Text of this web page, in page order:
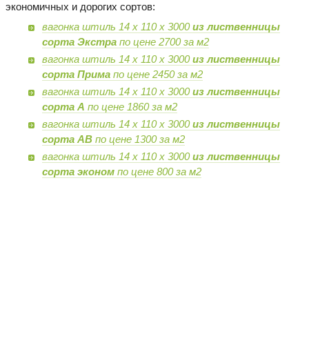
экономичных и дорогих сортов:
вагонка штиль 14 х 110 х 3000из лиственницы
сорта Экстрапо цене 2700 за м2
вагонка штиль 14 х 110 х 3000из лиственницы
сорта Примапо цене 2450 за м2
вагонка штиль 14 х 110 х 3000из лиственницы
сорта А по цене 1860 за м2
вагонка штиль 14 х 110 х 3000из лиственницы
сорта ABпо цене 1300 за м2
вагонка штиль 14 х 110 х 3000из лиственницы
сорта эконом по цене 800 за м2